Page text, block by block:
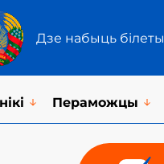
Дзе набыць білеты
Пераможцы